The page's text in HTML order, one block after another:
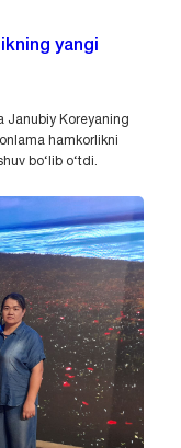
yangi
Janubiy Koreyaning
hamkorlikni
bo‘lib o‘tdi.